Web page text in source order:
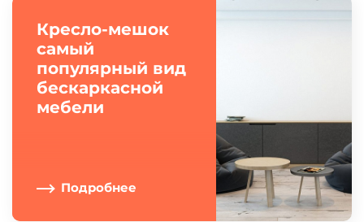
Кресло-мешок
самый
популярный вид
бескаркасной
мебели
Подробнее